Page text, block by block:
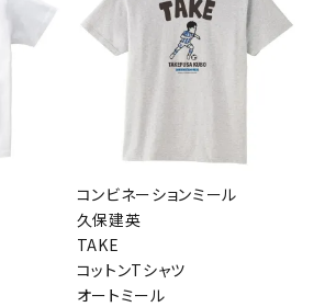
コンビネーションミール
久保建英
TAKE
コットンTシャツ
オートミール